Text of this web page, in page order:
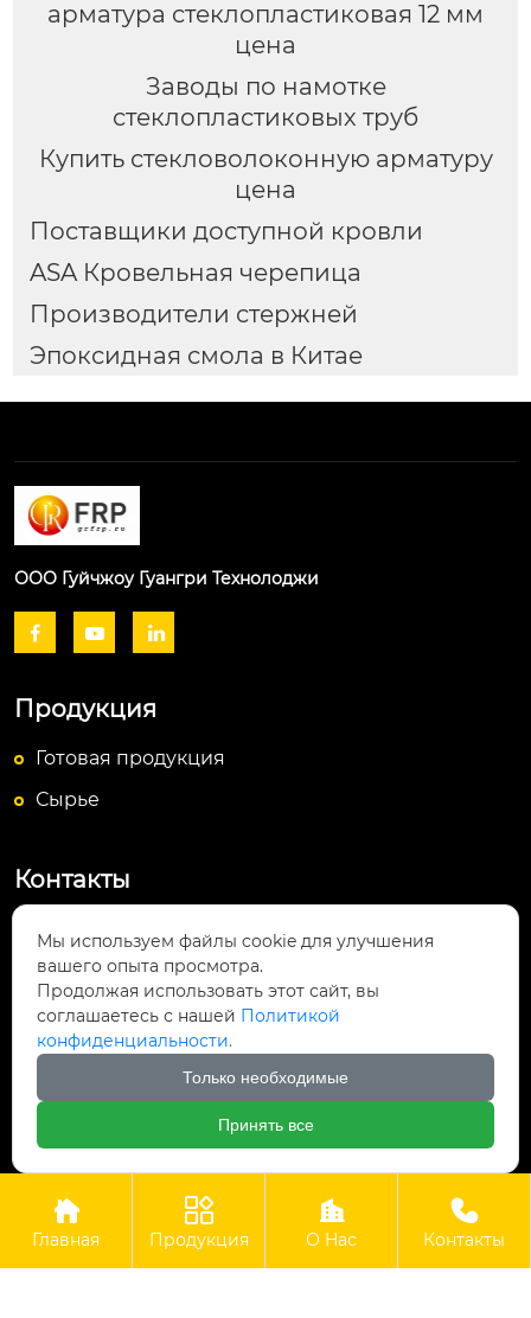
арматура стеклопластиковая 12 мм
цена
Заводы по намотке
стеклопластиковых труб
Купить стекловолоконную арматуру
цена
Поставщики доступной кровли
ASA Кровельная черепица
Производители стержней
Эпоксидная смола в Китае
ООО Гуйчжоу Гуангри Технолоджи
  
Продукция
Готовая продукция
Сырье
Контакты

Посёлок Байюньшань, уезд Чаншунь,
провинция Гуйчжоу
info@lightsunfrp.com

＋8615089178426
Авторское право©ООО Гуйчжоу Гуангри Технолоджи

Главная

Продукция

О Hас

Контакты
Мы используем файлы cookie для улучшения
вашего опыта просмотра.
Продолжая использовать этот сайт, вы
соглашаетесь с нашей Политикой
конфиденциальности.
Только необходимые
Принять все